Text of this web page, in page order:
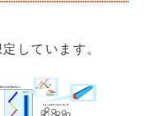
しています。